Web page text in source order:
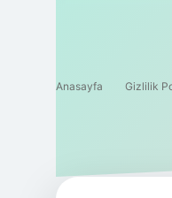
Anasayfa Gizlilik